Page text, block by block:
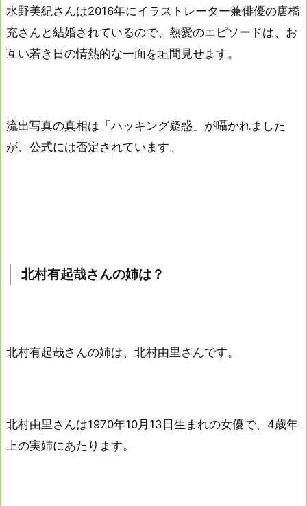
水野美紀さんは2016年にイラストレーター兼俳優の唐橋
充さんと結婚されているので、熱愛のエピソードは、お
互い若き日の情熱的な一面を垣間見せます。
流出写真の真相は「ハッキング疑惑」が囁かれました
が、公式には否定されています。
北村有起哉さんの姉は？
北村有起哉さんの姉は、北村由里さんです。
北村由里さんは1970年10月13日生まれの女優で、4歳年
上の実姉にあたります。